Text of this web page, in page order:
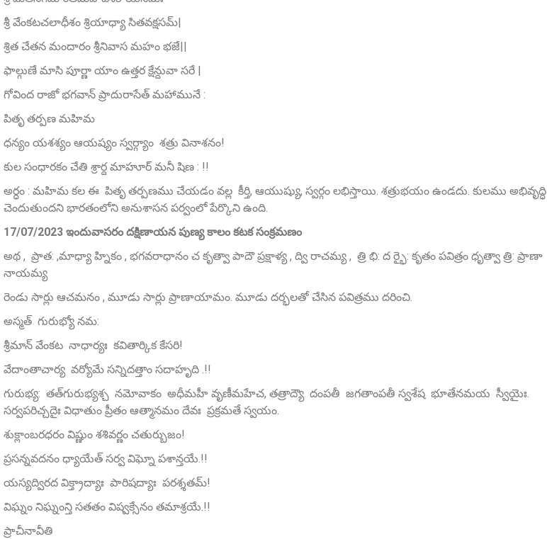
శ్రీ వేంకటచలాధీశం శ్రియాధ్యా సితవక్షసమ్|
శ్రిత చేతన మందారం శ్రీనివాస మహం భజే||
ఫాల్గుణే మాసి పూర్ణా యాం ఉత్తర క్షేన్దువా సరే |
గోవింద రాజో భగవాన్ ప్రాదురాసేత్ మహామునే :
పితృ తర్పణ మహిమ
ధన్యం యశశ్యం ఆయష్యం స్వర్గ్యాం శత్రు వినాశనం!
కుల సంధారకం చేతి శ్రార్ద మాహూర్‌ మనీ షిణ : !!
అర్ధం : మహిమ కల ఈ పితృ తర్పణము చేయడం వల్ల కీర్తి, ఆయుష్యు, స్వర్గం లభిస్తాయి. శత్రుభయం ఉండదు. కులము అభివృద్ధి
చెందుతుందని భారతంలోని అనుశాసన పర్వంలో పేర్కొని ఉంది.
17/07/2023 ఇందువాసరం దక్షిణాయన పుణ్య కాలం కటక సంక్రమణం
అథ , ప్రాత: ,మాధ్యా హ్నికం , భగవరాధానం చ కృత్వా పాదౌ ప్రక్షాళ్య , ద్వి రాచమ్య , త్రి భి: ద ర్భై: కృతం పవిత్రం ధృత్వా త్రి: ప్రాణా
నాయమ్య
రెండు సార్లు ఆచమనం , మూడు సార్లు ప్రాణాయామం. మూడు దర్భలతో చేసిన పవిత్రము దరించి.
అస్మత్‌ గురుభ్యో నమ:
శ్రీమాన్‌ వేంకట నాధార్యః కవితార్కిక కేసరి!
వేదాంతాచార్య వర్యోమే సన్నిదత్తాం సదాహృది .!!
గురుభ్య: తత్‌గురుభ్యశ్చ నమోవాకం అధీమహీ వృణీమహేచ, తత్రాద్యౌ దంపతీ జగతాంపతీ స్వశేష భూతేనమయ స్వీయైః.
సర్వపరిచ్చదైః విధాతుం ప్రీతం ఆత్మానమం దేవః ప్రక్రమతే స్వయం.
శుక్లాంబరధరం విష్ణుం శశివర్ణం చతుర్బుజం!
ప్రసన్నవదనం ధ్యాయేత్ సర్వ విఘ్నో పశాన్తయే.!!
యస్యద్విరద విక్త్రాద్యాః పారిషద్యాః పరశ్శతమ్‌!
విఘ్నం నిఘ్నంన్తి సతతం విష్వక్సేనం తమాశ్రయే.!!
ప్రాచీనావీతి